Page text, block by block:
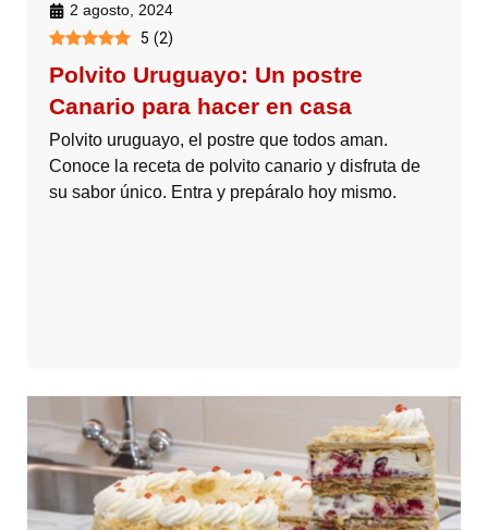
2 agosto, 2024
5 (2)
Polvito Uruguayo: Un postre
Canario para hacer en casa
Polvito uruguayo, el postre que todos aman.
Conoce la receta de polvito canario y disfruta de
su sabor único. Entra y prepáralo hoy mismo.